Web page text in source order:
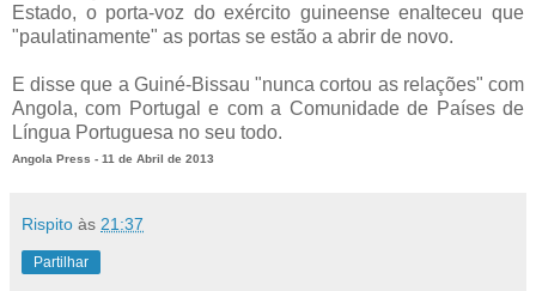
Estado, o porta-voz do exército guineense enalteceu que
"paulatinamente" as portas se estão a abrir de novo.
E disse que a Guiné-Bissau "nunca cortou as relações" com
Angola, com Portugal e com a Comunidade de Países de
Língua Portuguesa no seu todo.
Angola Press - 11 de Abril de 2013
Rispito às 21:37
Partilhar